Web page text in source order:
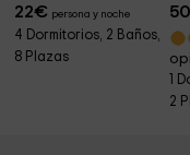
22€ persona y noche
4 Dormitorios, 2 Baños,
8 Plazas
1
2